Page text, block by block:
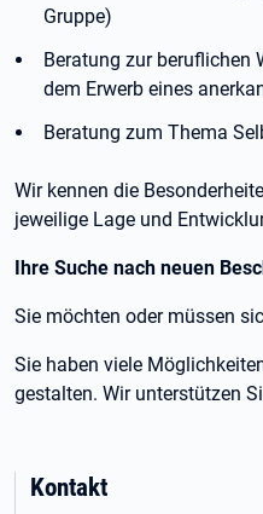
Gruppe)
Beratung zur beruflichen
dem Erwerb eines
Beratung zum Thema
Wir kennen die
jeweilige Lage und
Ihre Suche nach neuen
Sie möchten oder müssen
Sie haben viele
gestalten. Wir unterstützen
Kontakt